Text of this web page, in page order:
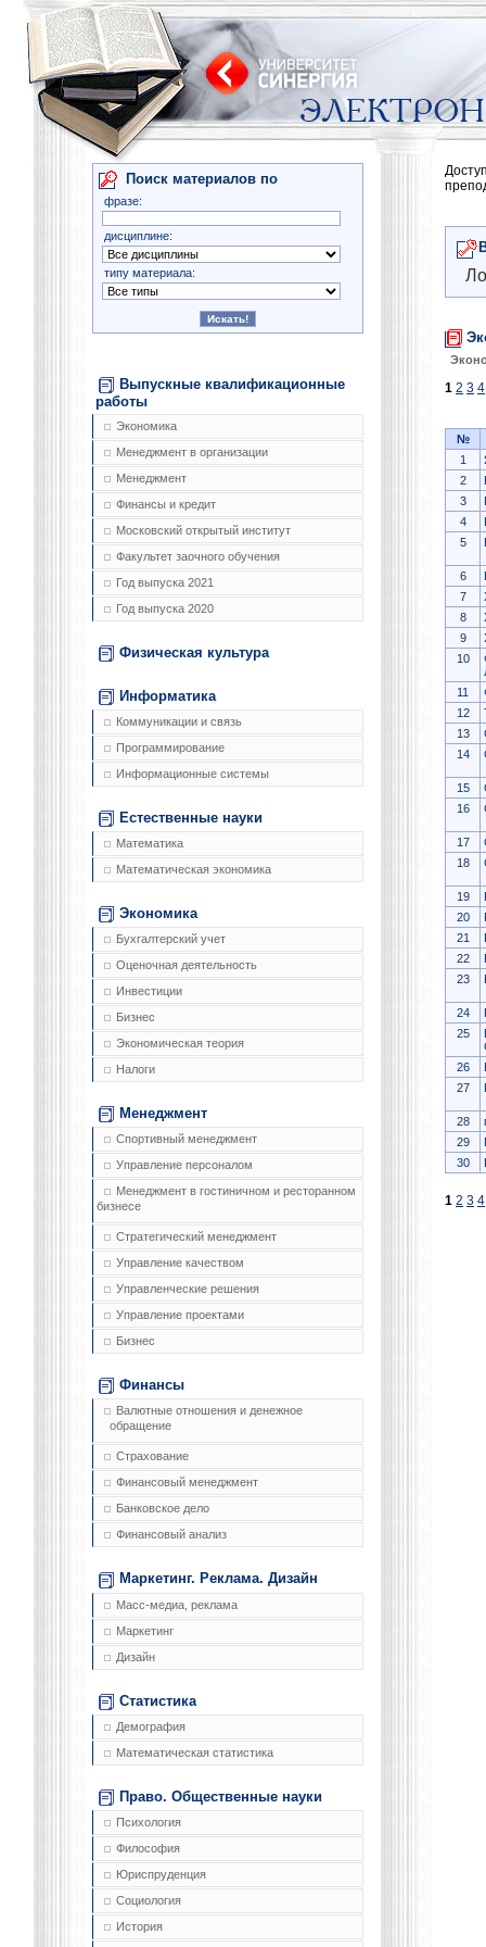
Поиск материалов по
фразе:
дисциплине:
типу материала:
Выпускные квалификационные
работы
Экономика
Менеджмент в организации
Менеджмент
Финансы и кредит
Московский открытый институт
Факультет заочного обучения
Год выпуска 2021
Год выпуска 2020
Физическая культура
Информатика
Коммуникации и связь
Программирование
Информационные системы
Естественные науки
Математика
Математическая экономика
Экономика
Бухгалтерский учет
Оценочная деятельность
Инвестиции
Бизнес
Экономическая теория
Налоги
Менеджмент
Спортивный менеджмент
Управление персоналом
Менеджмент в гостиничном и ресторанном
бизнесе
Стратегический менеджмент
Управление качеством
Управленческие решения
Управление проектами
Бизнес
Финансы
Валютные отношения и денежное
обращение
Страхование
Финансовый менеджмент
Банковское дело
Финансовый анализ
Маркетинг. Реклама. Дизайн
Масс-медиа, реклама
Маркетинг
Дизайн
Статистика
Демография
Математическая статистика
Право. Общественные науки
Психология
Философия
Юриспруденция
Социология
История
1 2 3 4
№
1
2
3
4
5
6
7
8
9
10
11
12
13
14
15
16
17
18
19
20
21
22
23
24
25
26
27
28
29
30
1 2 3 4